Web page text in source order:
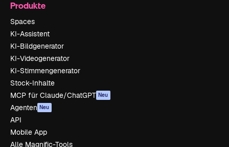
Produkte
Spaces
KI-Assistent
KI-Bildgenerator
KI-Videogenerator
KI-Stimmengenerator
Stock-Inhalte
MCP für Claude/ChatGPT Neu
Agenten Neu
API
Mobile App
Alle Magnific-Tools